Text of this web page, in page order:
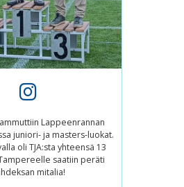
Lappeenrannan
juniori- ja masters-luokat.
oli TJA:sta yhteensä 13
saatiin peräti
mitalia!